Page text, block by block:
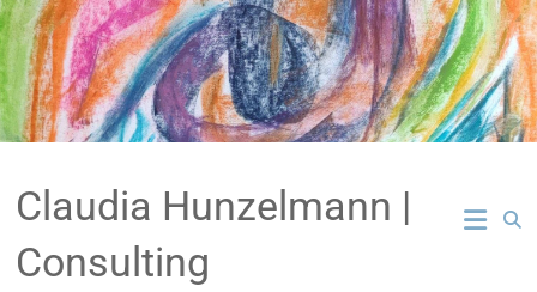
Zum
Inhalt
springen
Claudia Hunzelmann |
Consulting